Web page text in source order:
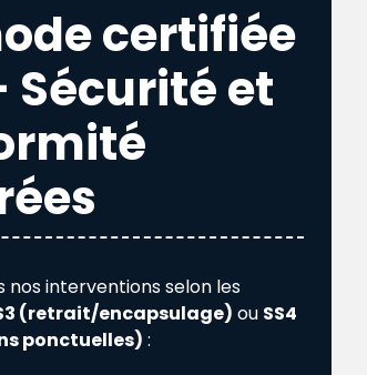
certifiée
Sécurité et
nos interventions selon les
(retrait/encapsulage) ou SS4
ponctuelles) :